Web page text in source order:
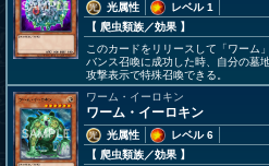
光属性
レベル 1
【 爬虫類族／効果 】
このカードをリリースして「ワーム
バンス召喚に成功した時、自分の墓
攻撃表示で特殊召喚できる。
ワーム・イーロキン
ワーム・イーロキン
光属性
レベル 6
【 爬虫類族／効果 】